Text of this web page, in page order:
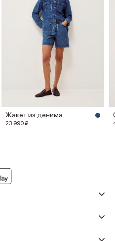
Жакет из денима
23 990 ₽